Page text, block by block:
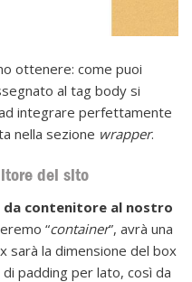
ottenere: come puoi
al tag body si
integrare perfettamente
nella sezione wrapper.
del sito
da contenitore al nostro
“container”, avrà una
sarà la dimensione del box
padding per lato, così da